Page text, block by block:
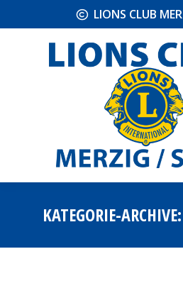
LIONS CLUB
KATEGORIE-ARCHIVE: